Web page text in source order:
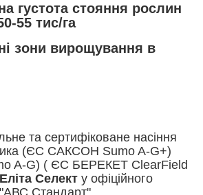
густота стояння рослин
55 тис/га
зони вирощування в
та сертифіковане насіння
(ЄС САКСОН Sumo A-G+)
A-G) ( ЄС БЕРЕКЕТ ClearField
Еліта Селект у офіційного
Стандарт".